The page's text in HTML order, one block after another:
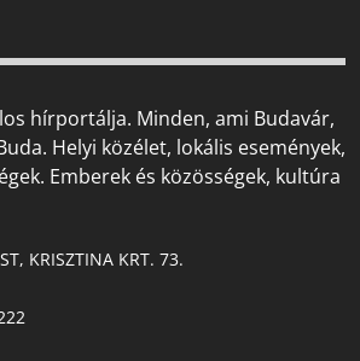
hírportálja. Minden, ami Budavár,
Helyi közélet, lokális események,
Emberek és közösségek, kultúra
KRISZTINA KRT. 73.